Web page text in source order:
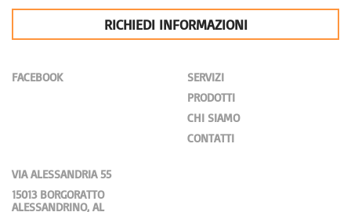
RICHIEDI INFORMAZIONI
FACEBOOK
SERVIZI
PRODOTTI
CHI SIAMO
CONTATTI
VIA ALESSANDRIA 55
15013 BORGORATTO
ALESSANDRINO, AL